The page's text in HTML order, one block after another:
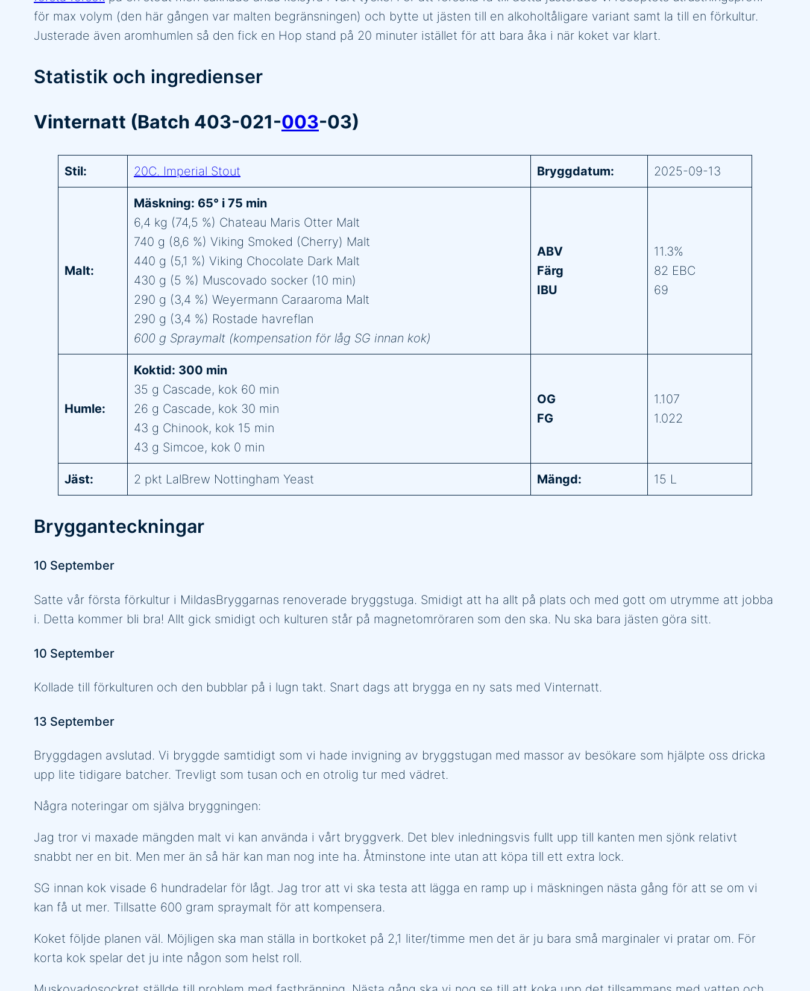
för max volym (den här gången var malten begränsningen) och bytte ut jästen till en alkoholtåligare variant samt la till en förkultur.
Justerade även aromhumlen så den fick en Hop stand på 20 minuter istället för att bara åka i när koket var klart.
Statistik och ingredienser
Vinternatt (Batch 403-021-003-03)
Stil: 20C. Imperial Stout Bryggdatum: 2025-09-13
Malt:
Mäskning: 65° i 75 min
6,4 kg (74,5 %) Chateau Maris Otter Malt
740 g (8,6 %) Viking Smoked (Cherry) Malt
440 g (5,1 %) Viking Chocolate Dark Malt
430 g (5 %) Muscovado socker (10 min)
290 g (3,4 %) Weyermann Caraaroma Malt
290 g (3,4 %) Rostade havreflan
600 g Spraymalt (kompensation för låg SG innan kok)
ABV
Färg
IBU
11.3%
82 EBC
69
Humle:
Koktid: 300 min
35 g Cascade, kok 60 min
26 g Cascade, kok 30 min
43 g Chinook, kok 15 min
43 g Simcoe, kok 0 min
OG
FG
1.107
1.022
Jäst: 2 pkt LalBrew Nottingham Yeast Mängd: 15 L
Brygganteckningar
10 September
Satte vår första förkultur i MildasBryggarnas renoverade bryggstuga. Smidigt att ha allt på plats och med gott om utrymme att jobba
i. Detta kommer bli bra! Allt gick smidigt och kulturen står på magnetomröraren som den ska. Nu ska bara jästen göra sitt.
10 September
Kollade till förkulturen och den bubblar på i lugn takt. Snart dags att brygga en ny sats med Vinternatt.
13 September
Bryggdagen avslutad. Vi bryggde samtidigt som vi hade invigning av bryggstugan med massor av besökare som hjälpte oss dricka
upp lite tidigare batcher. Trevligt som tusan och en otrolig tur med vädret.
Några noteringar om själva bryggningen:
Jag tror vi maxade mängden malt vi kan använda i vårt bryggverk. Det blev inledningsvis fullt upp till kanten men sjönk relativt
snabbt ner en bit. Men mer än så här kan man nog inte ha. Åtminstone inte utan att köpa till ett extra lock.
SG innan kok visade 6 hundradelar för lågt. Jag tror att vi ska testa att lägga en ramp up i mäskningen nästa gång för att se om vi
kan få ut mer. Tillsatte 600 gram spraymalt för att kompensera.
Koket följde planen väl. Möjligen ska man ställa in bortkoket på 2,1 liter/timme men det är ju bara små marginaler vi pratar om. För
korta kok spelar det ju inte någon som helst roll.